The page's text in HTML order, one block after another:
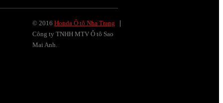
© 2016 Honda Ô tô Nha Trang
Công ty TNHH MTV Ô tô Sao
Mai Anh.